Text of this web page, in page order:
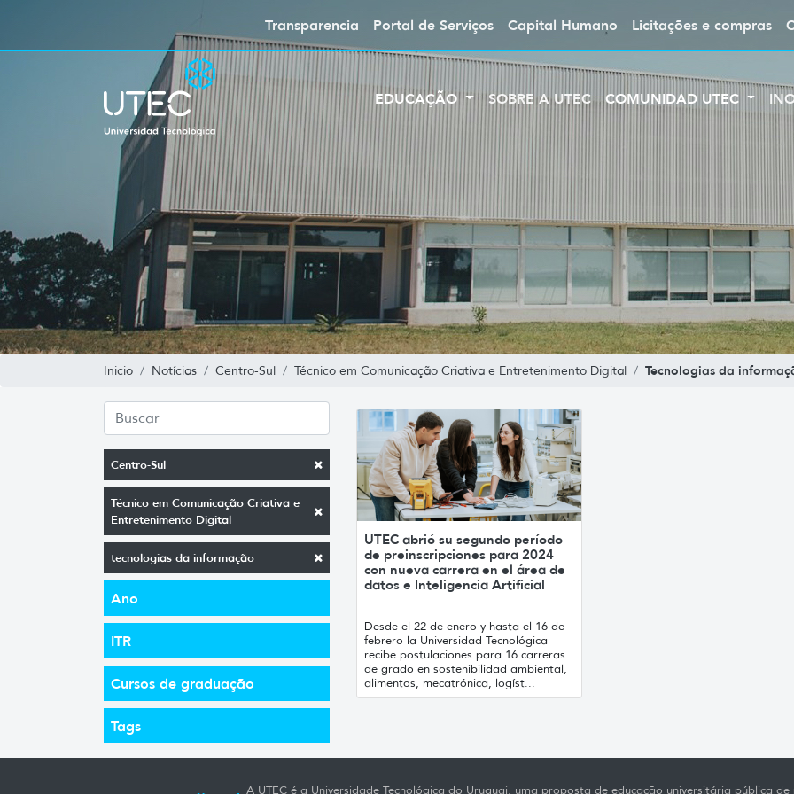
Transparencia Portal de Serviços Capital Humano Licitações e compras
EDUCAÇÃO SOBRE A UTEC COMUNIDAD UTEC
Inicio Notícias Centro-Sul Técnico em Comunicação Criativa e Entretenimento Digital Tecnologias da
Centro-Sul
Técnico em Comunicação Criativa e
Entretenimento Digital
tecnologias da informação
Ano
ITR
Cursos de graduação
Tags
UTEC abrió su segundo período
de preinscripciones para 2024
con nueva carrera en el área de
datos e Inteligencia Artificial
Desde el 22 de enero y hasta el 16 de
febrero la Universidad Tecnológica
recibe postulaciones para 16 carreras
de grado en sostenibilidad ambiental,
alimentos, mecatrónica, logíst...
A UTEC é a Universidade Tecnológica do Uruguai, uma proposta de educação universitária pública